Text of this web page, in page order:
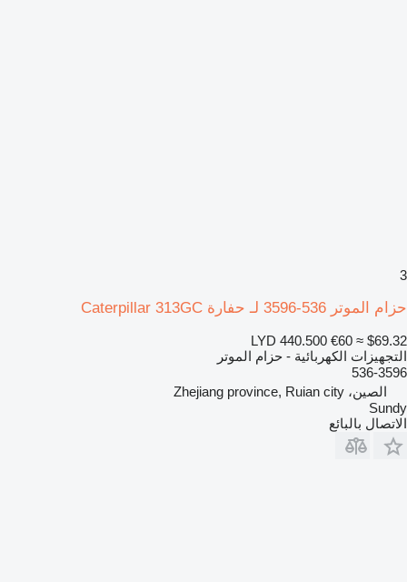
3
حزام الموتر 536-3596 لـ حفارة Caterpillar 313GC
LYD 440.500 €60 ≈ $69.32
التجهيزات الكهربائية - حزام الموتر
536-3596
الصين، Zhejiang province, Ruian city
Sundy
الاتصال بالبائع